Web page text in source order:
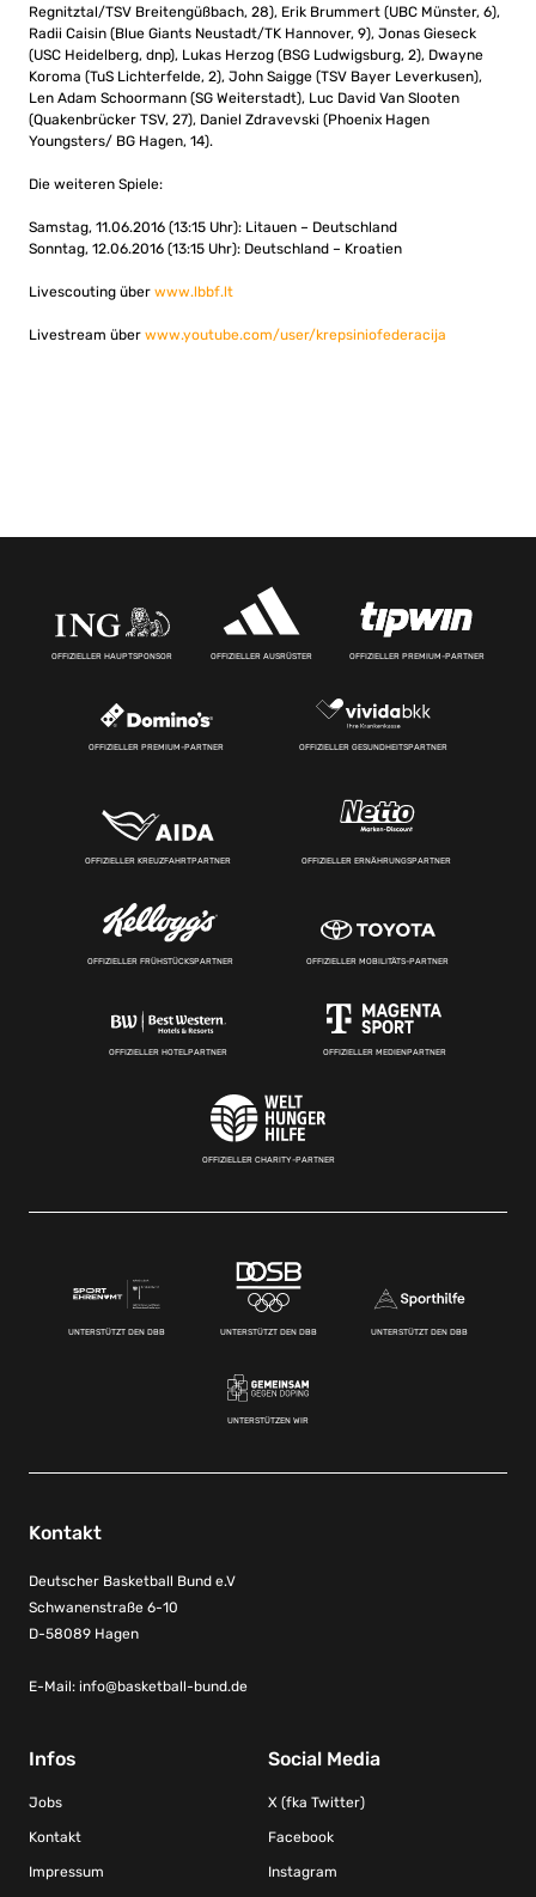
Regnitztal/TSV Breitengüßbach, 28), Erik Brummert (UBC Münster, 6),
Radii Caisin (Blue Giants Neustadt/TK Hannover, 9), Jonas Gieseck
(USC Heidelberg, dnp), Lukas Herzog (BSG Ludwigsburg, 2), Dwayne
Koroma (TuS Lichterfelde, 2), John Saigge (TSV Bayer Leverkusen),
Len Adam Schoormann (SG Weiterstadt), Luc David Van Slooten
(Quakenbrücker TSV, 27), Daniel Zdravevski (Phoenix Hagen
Youngsters/ BG Hagen, 14).
Die weiteren Spiele:
Samstag, 11.06.2016 (13:15 Uhr): Litauen – Deutschland
Sonntag, 12.06.2016 (13:15 Uhr): Deutschland – Kroatien
Livescouting über www.lbbf.lt
Livestream über www.youtube.com/user/krepsiniofederacija
OFFIZIELLER HAUPTSPONSOR OFFIZIELLER AUSRÜSTER OFFIZIELLER PREMIUM-PARTNER
OFFIZIELLER PREMIUM-PARTNER OFFIZIELLER GESUNDHEITSPARTNER
OFFIZIELLER KREUZFAHRTPARTNER OFFIZIELLER ERNÄHRUNGSPARTNER
OFFIZIELLER FRÜHSTÜCKSPARTNER OFFIZIELLER MOBILITÄTS-PARTNER
OFFIZIELLER HOTELPARTNER OFFIZIELLER MEDIENPARTNER
OFFIZIELLER CHARITY-PARTNER
UNTERSTÜTZT DEN DBB UNTERSTÜTZT DEN DBB UNTERSTÜTZT DEN DBB
UNTERSTÜTZEN WIR
Kontakt
Deutscher Basketball Bund e.V
Schwanenstraße 6-10
D-58089 Hagen
E-Mail: info@basketball-bund.de
Infos
Jobs
Kontakt
Impressum
Social Media
X (fka Twitter)
Facebook
Instagram